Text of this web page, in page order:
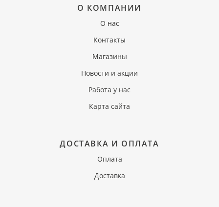
О КОМПАНИИ
О нас
Контакты
Магазины
Новости и акции
Работа у нас
Карта сайта
ДОСТАВКА И ОПЛАТА
Оплата
Доставка